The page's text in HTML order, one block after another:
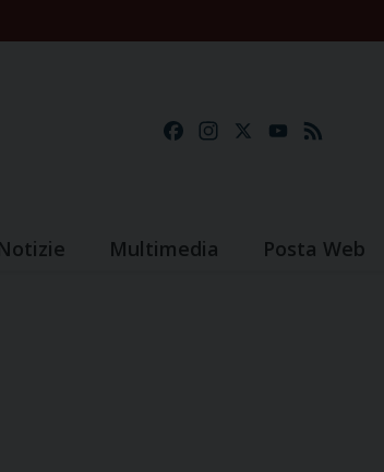
FacebookInstagramYouTube
Multimedia Posta Web